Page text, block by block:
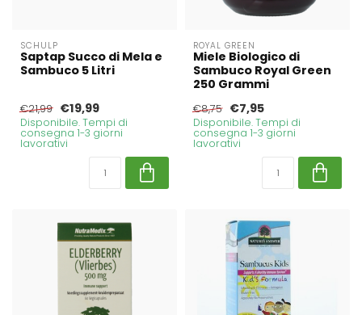
SCHULP
Saptap Succo di Mela e
Sambuco 5 Litri
€21,99 €19,99
Disponibile. Tempi di
consegna 1-3 giorni
lavorativi
ROYAL GREEN
Miele Biologico di
Sambuco Royal Green
250 Grammi
€8,75 €7,95
Disponibile. Tempi di
consegna 1-3 giorni
lavorativi